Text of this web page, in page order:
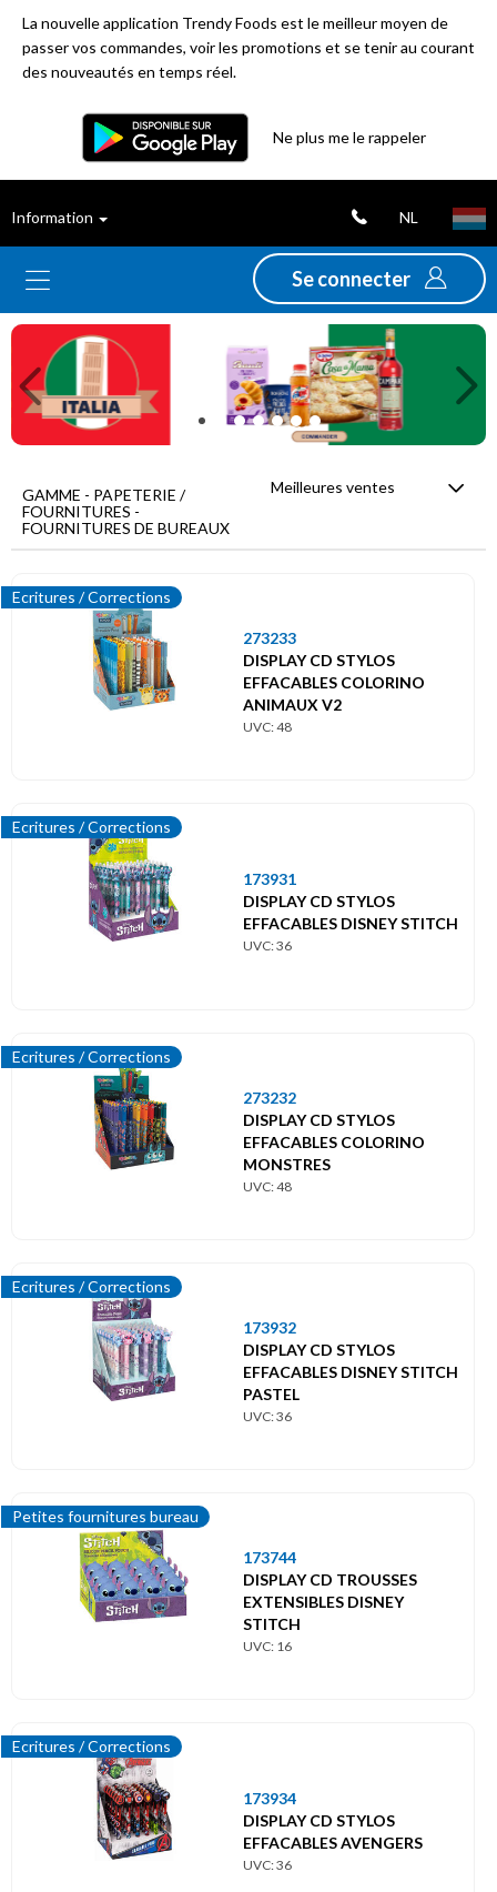
La nouvelle application Trendy Foods est le meilleur moyen de
passer vos commandes, voir les promotions et se tenir au courant
des nouveautés en temps réel.
Ne plus me le rappeler
Information NL
Se connecter
ventes
Nouveautés
Promotions
Déstockage
Menu
principal
/
Fournitures
Fournitures
bureaux
Petites fournitures bureau
Previous
GAMME - PAPETERIE /
FOURNITURES -
FOURNITURES DE BUREAUX
Meilleures ventes
Ecritures / Corrections
273233
DISPLAY CD STYLOS
EFFACABLES COLORINO
ANIMAUX V2
UVC: 48
Ecritures / Corrections
173931
DISPLAY CD STYLOS
EFFACABLES DISNEY STITCH
UVC: 36
Ecritures / Corrections
273232
DISPLAY CD STYLOS
EFFACABLES COLORINO
MONSTRES
UVC: 48
Ecritures / Corrections
173932
DISPLAY CD STYLOS
EFFACABLES DISNEY STITCH
PASTEL
UVC: 36
Petites fournitures bureau
173744
DISPLAY CD TROUSSES
EXTENSIBLES DISNEY
STITCH
UVC: 16
Ecritures / Corrections
173934
DISPLAY CD STYLOS
EFFACABLES AVENGERS
UVC: 36